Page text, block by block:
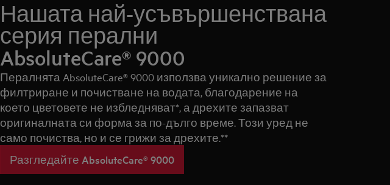
Нашата най-усъвършенствана
серия перални
AbsoluteCare® 9000
Пералнята AbsoluteCare® 9000 използва уникално решение за
филтриране и почистване на водата, благодарение на
което цветовете не избледняват*, а дрехите запазват
оригиналната си форма за по-дълго време. Този уред не
само почиства, но и се грижи за дрехите.**
Разгледайте AbsoluteCare® 9000